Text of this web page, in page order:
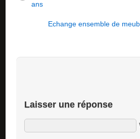
ans
Echange ensemble de
Laisser une réponse